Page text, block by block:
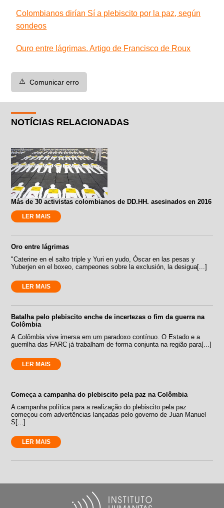
Colombianos dirían Sí a plebiscito por la paz, según
sondeos
Ouro entre lágrimas. Artigo de Francisco de Roux
⚠️ Comunicar erro
NOTÍCIAS RELACIONADAS
Más de 30 activistas colombianos de DD.HH. asesinados en 2016
LER MAIS
Oro entre lágrimas
"Caterine en el salto triple y Yuri en yudo, Óscar en las pesas y
Yuberjen en el boxeo, campeones sobre la exclusión, la desigua[...]
LER MAIS
Batalha pelo plebiscito enche de incertezas o fim da guerra na
Colômbia
A Colômbia vive imersa em um paradoxo contínuo. O Estado e a
guerrilha das FARC já trabalham de forma conjunta na região para[...]
LER MAIS
Começa a campanha do plebiscito pela paz na Colômbia
A campanha política para a realização do plebiscito pela paz
começou com advertências lançadas pelo governo de Juan Manuel
S[...]
LER MAIS